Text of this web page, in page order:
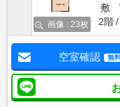
画像 : 23枚
敷
2階
空室確認 無